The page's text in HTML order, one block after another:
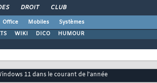
DROIT CLUB
Office Mobiles
Systèmes
WIKI DICO HUMOUR
11 dans le courant de l'année